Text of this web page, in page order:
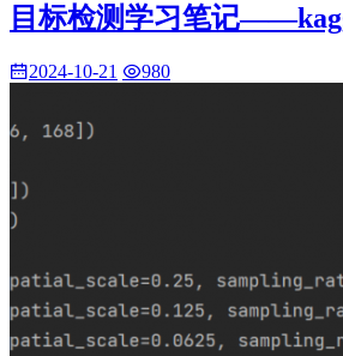
目标检测学习笔记
2024-10-21 980